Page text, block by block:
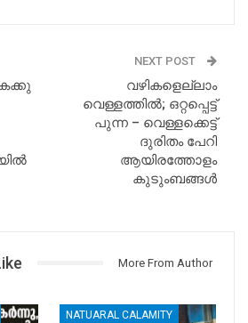
NEXT POST
വഴികളെല്ലാം
വെള്ളത്തിൽ; ഒറ്റപ്പെട്ട്
പുന്ന – വെള്ളക്കെട്ട്
ദുരിതം പേറി
ആയിരത്തോളം
കുടുംബങ്ങൾ
More From Author
NATUARAL CALAMITY